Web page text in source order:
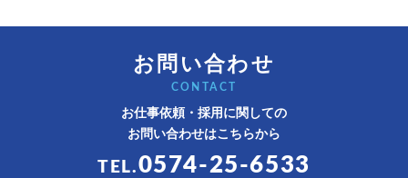
お問い合わせ
CONTACT
お仕事依頼・採用に関しての
お問い合わせはこちらから
TEL.0574-25-6533